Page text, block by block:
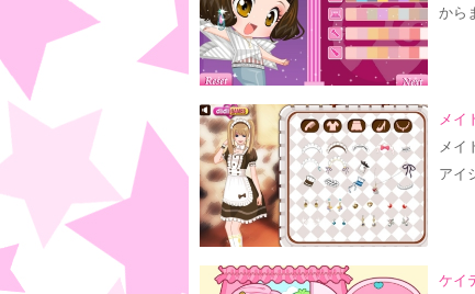
から
メイ
メイ
アイ
ケイ